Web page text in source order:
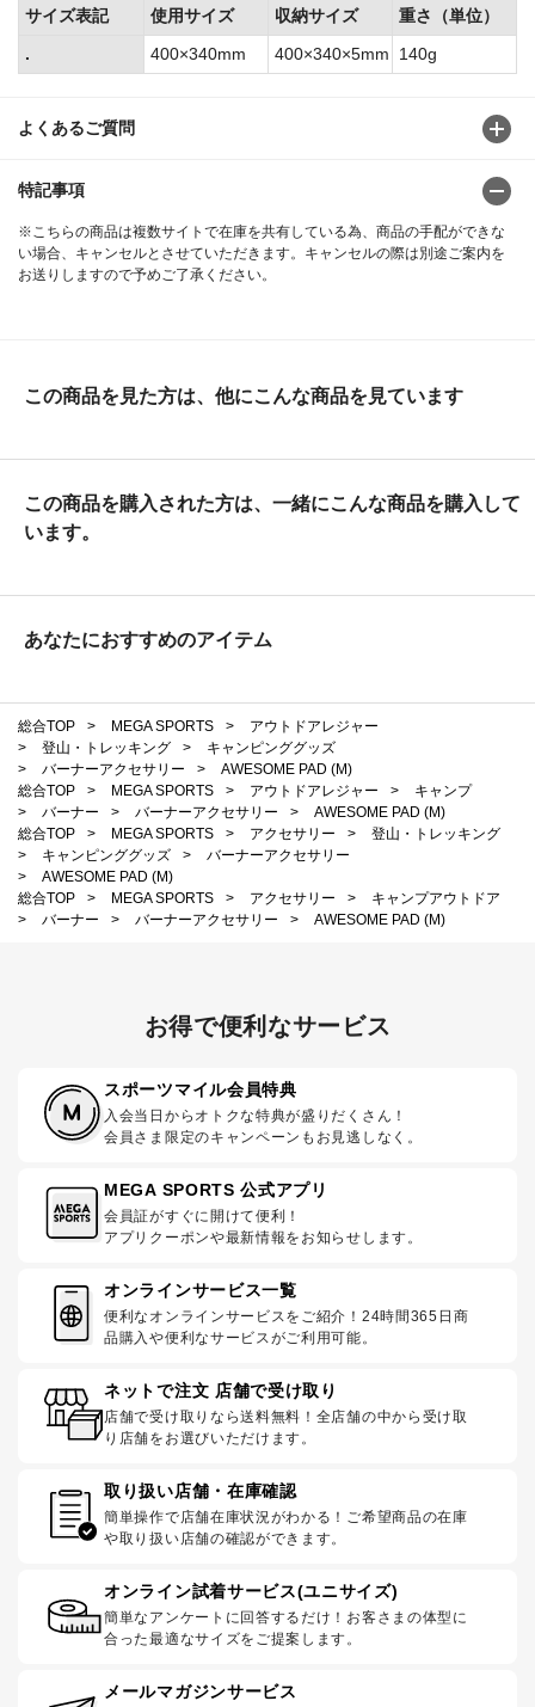
よくあるご質問
特記事項
※こちらの商品は複数サイトで在庫を共有している為、商品の手配ができな
い場合、キャンセルとさせていただきます。キャンセルの際は別途ご案内を
お送りしますので予めご了承ください。
サイズ表記 使用サイズ 収納サイズ
重さ（単位）
.
400×340mm 400×340×5mm 140g
この商品を見た方は、他にこんな商品を見ています
この商品を購入された方は、一緒にこんな商品を購入して
います。
あなたにおすすめのアイテム
総合TOP > MEGA SPORTS >
アウトドアレジャー
>
登山・トレッキング >
キャンピンググッズ
>
バーナーアクセサリー >
AWESOME PAD (M)
総合TOP
> MEGA SPORTS > アウトドアレジャー >
キャンプ
>
バーナー > バーナーアクセサリー >
AWESOME PAD (M)
総合TOP
> MEGA SPORTS > アクセサリー >
登山・トレッキング
>
キャンピンググッズ >
バーナーアクセサリー
>
AWESOME PAD (M)
総合TOP
> MEGA SPORTS > アクセサリー >
キャンプアウトドア
>
バーナー > バーナーアクセサリー > AWESOME PAD (M)
お得で便利なサービス
スポーツマイル会員特典
入会当日からオトクな特典が盛りだくさん！
会員さま限定のキャンペーンもお見逃しなく。
MEGA SPORTS 公式アプリ
会員証がすぐに開けて便利！
アプリクーポンや最新情報をお知らせします。
オンラインサービス一覧
便利なオンラインサービスをご紹介！24時間365日商
品購入や便利なサービスがご利用可能。
ネットで注文 店舗で受け取り
店舗で受け取りなら送料無料！全店舗の中から受け取
り店舗をお選びいただけます。
取り扱い店舗・在庫確認
簡単操作で店舗在庫状況がわかる！ご希望商品の在庫
や取り扱い店舗の確認ができます。
オンライン試着サービス(ユニサイズ)
簡単なアンケートに回答するだけ！お客さまの体型に
合った最適なサイズをご提案します。
メールマガジンサービス